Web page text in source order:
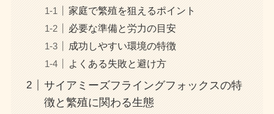
家庭で繁殖を狙えるポイント
必要な準備と労力の目安
成功しやすい環境の特徴
よくある失敗と避け方
サイアミーズフライングフォックスの特
徴と繁殖に関わる生態